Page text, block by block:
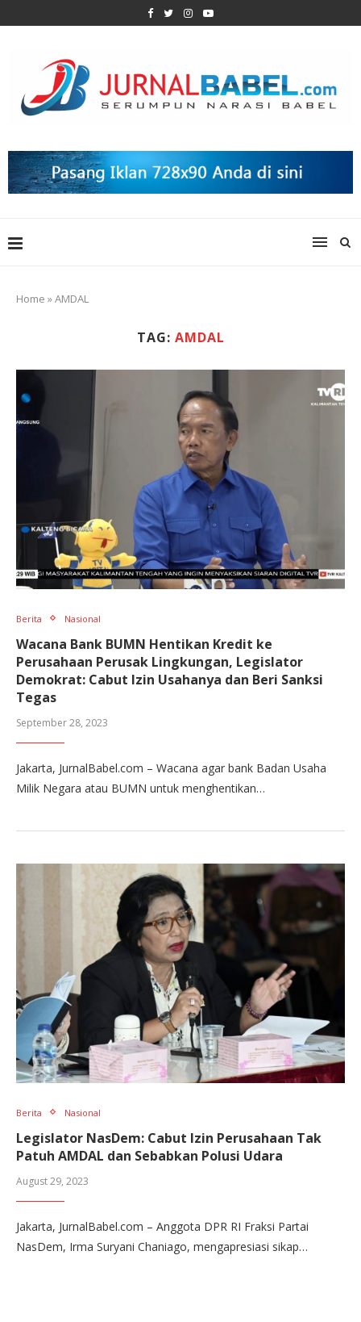
Home »AMDAL
TAG: AMDAL
Berita Nasional
Wacana Bank BUMN Hentikan Kredit ke
Perusahaan Perusak Lingkungan, Legislator
Demokrat: Cabut Izin Usahanya dan Beri Sanksi
Tegas
September 28, 2023
Jakarta, JurnalBabel.com – Wacana agar bank Badan Usaha
Milik Negara atau BUMN untuk menghentikan…
Berita Nasional
Legislator NasDem: Cabut Izin Perusahaan Tak
Patuh AMDAL dan Sebabkan Polusi Udara
August 29, 2023
Jakarta, JurnalBabel.com – Anggota DPR RI Fraksi Partai
NasDem, Irma Suryani Chaniago, mengapresiasi sikap…